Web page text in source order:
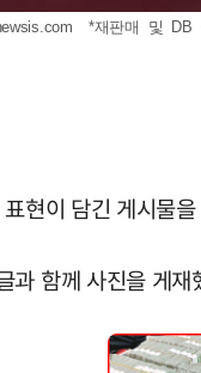
*재판매 및 DB
현이 담긴 게시물
과 함께 사진을 게재